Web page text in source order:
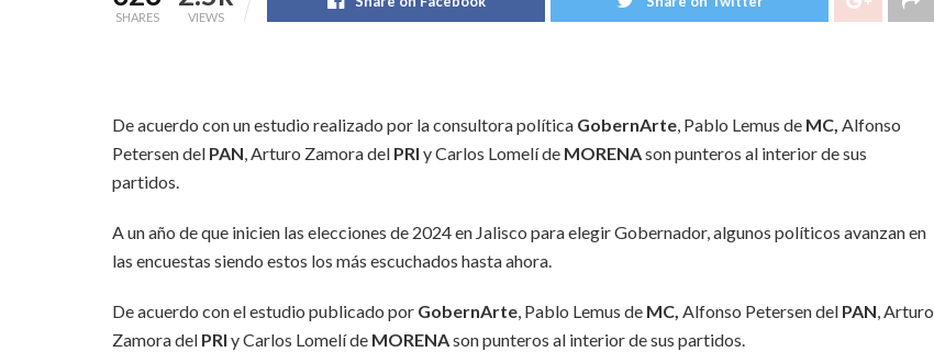
SHARES VIEWS
De acuerdo con un estudio realizado por la consultora política GobernArte, Pablo Lemus de MC, Alfonso
Petersen del PAN, Arturo Zamora del PRI y Carlos Lomelí de MORENAson punteros al interior de sus
partidos.
A un año de que inicien las elecciones de 2024 en Jalisco para elegir Gobernador, algunos políticos avanzan en
las encuestas siendo estos los más escuchados hasta ahora.
De acuerdo con el estudio publicado por GobernArte, Pablo Lemus de MC, Alfonso Petersen del PAN, Arturo
Zamora del PRI y Carlos Lomelí de MORENAson punteros al interior de sus partidos.